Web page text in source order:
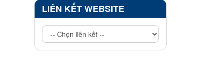
LIÊN KẾT WEBSITE